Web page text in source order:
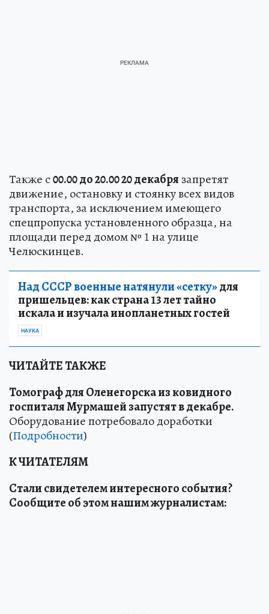
Также с00.00 до 20.00 20 декабря запретят
движение, остановку и стоянку всех видов
транспорта, за исключением имеющего
спецпропуска установленного образца, на
площади перед домом № 1 на улице
Челюскинцев.
Над СССР военные натянули «сетку»для
пришельцев: как страна 13 лет тайно
искала и изучала инопланетных гостей
НАУКА
ЧИТАЙТЕ ТАКЖЕ
Томограф для Оленегорска из ковидного
госпиталя Мурмашей запустят в декабре.
Оборудование потребовало доработки
(Подробности)
К ЧИТАТЕЛЯМ
Стали свидетелем интересного события?
Сообщите об этом нашим журналистам: